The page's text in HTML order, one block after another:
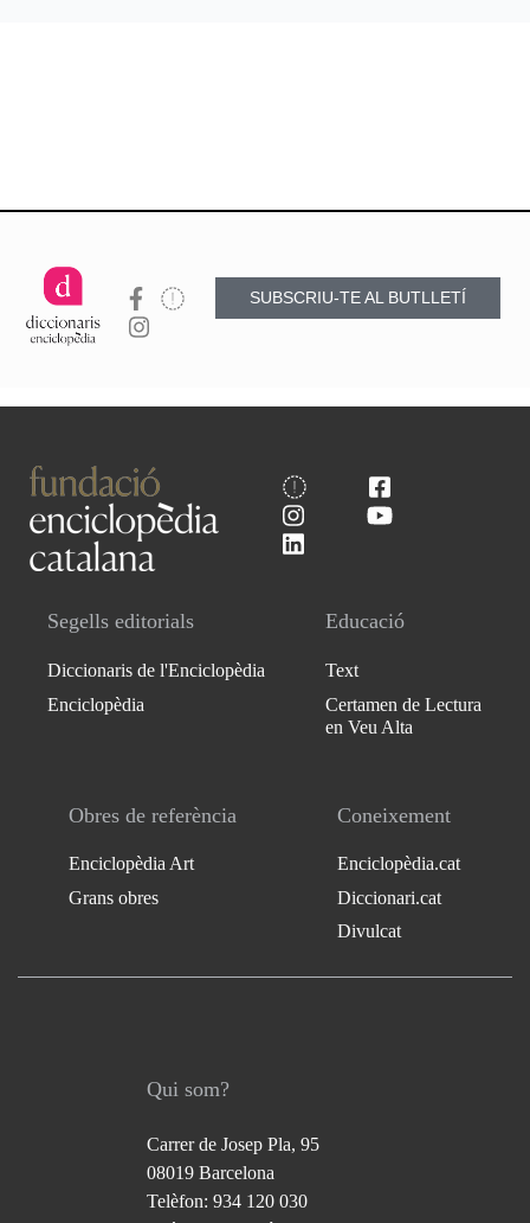
SUBSCRIU-TE AL BUTLLETÍ
Segells editorials
Diccionaris de l'Enciclopèdia
Enciclopèdia
Educació
Text
Certamen de Lectura
en Veu Alta
Obres de referència
Enciclopèdia Art
Grans obres
Coneixement
Enciclopèdia.cat
Diccionari.cat
Divulcat
Qui som?
Carrer de Josep Pla, 95
08019 Barcelona
Telèfon: 934 120 030